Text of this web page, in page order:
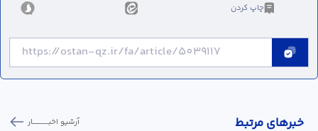
چاپ کردن
خبر‌های مرتبط آرشیو اخبـــــــــــار